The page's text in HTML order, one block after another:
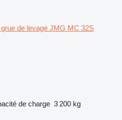
grue de levage JMG MC 32S
de charge 3 200 kg